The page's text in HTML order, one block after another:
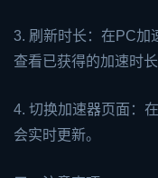
3. 刷新时长：在PC加
查看已获得的加速时长
4. 切换加速器页面：
会实时更新。